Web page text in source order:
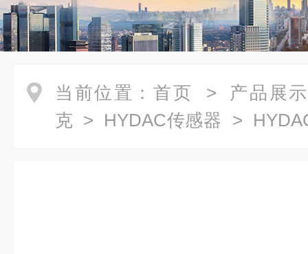
当前位置： 首页 > 产品展示
克 > HYDAC传感器 >